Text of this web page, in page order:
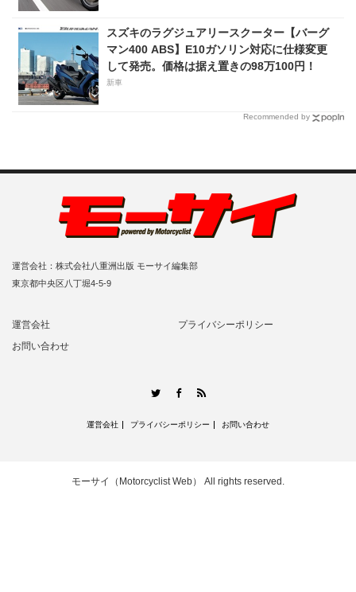
スズキのラグジュアリースクーター【バーグ
マン400 ABS】E10ガソリン対応に仕様変更
して発売。価格は据え置きの98万100円！
新車
Recommended by
運営会社：株式会社八重洲出版 モーサイ編集部
東京都中央区八丁堀4-5-9
運営会社
プライバシーポリシー
お問い合わせ
TwitterFacebook
運営会社 プライバシーポリシー お問い合わせ
モーサイ（Motorcyclist Web） All rights reserved.